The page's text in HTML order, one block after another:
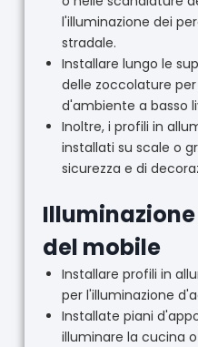
l'illuminazione dei
stradale.
Installare lungo le
delle zoccolature
d'ambiente a basso
Inoltre, i profili in
installati su scale o
sicurezza e di
del mobile
Installare profili in
per l'illuminazione
Installate piani
illuminare la cucina